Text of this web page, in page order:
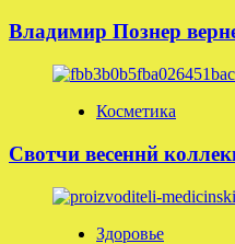
Владимир Познер
Косметика
Свотчи весеннй
Здоровье